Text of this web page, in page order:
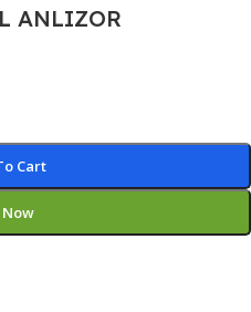
ANLIZOR
Cart
Now